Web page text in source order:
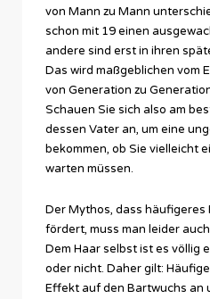
von Mann zu Mann
schon mit 19 einen
andere sind erst in ihren
Das wird maßgeblichen vom
von Generation zu
Schauen Sie sich also am
dessen Vater an, um eine
bekommen, ob Sie vielleicht
warten müssen.
Der Mythos, dass häufigeres
fördert, muss man leider
Dem Haar selbst ist es völlig
oder nicht. Daher gilt:
Effekt auf den Bartwuchs an